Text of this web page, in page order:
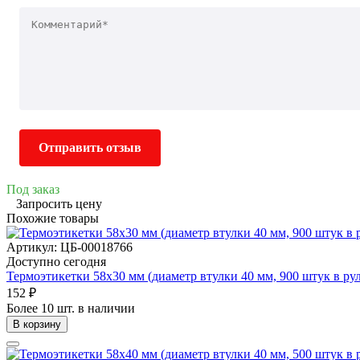
Отправить отзыв
Под заказ
Запросить цену
Похожие товары
Артикул: ЦБ-00018766
Доступно сегодня
Термоэтикетки 58х30 мм (диаметр втулки 40 мм, 900 штук в
152 ₽
Более 10 шт. в наличии
В корзину